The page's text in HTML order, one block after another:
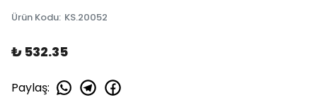
Ürün Kodu: KS.20052
₺ 532.35
Paylaş: